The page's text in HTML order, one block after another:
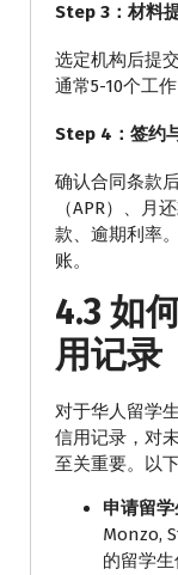
Step 3：材料
选定机构后提
通常5-10个工
Step 4：签约
确认合同条款
（APR）、月
款、逾期利率
账。
4.3 如
用记录
对于华人留学
信用记录，对
至关重要。以
申请留学
Monzo,
的留学